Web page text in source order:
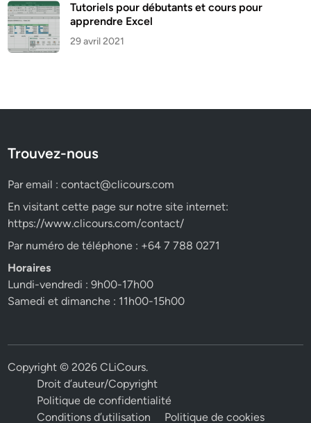
Tutoriels pour débutants et cours pour
apprendre Excel
29 avril 2021
Trouvez-nous
Par email :contact@clicours.com
En visitant cette page sur notre site internet:
https://www.clicours.com/contact/
Par numéro de téléphone : +64 7 788 0271
Horaires
Lundi-vendredi : 9h00-17h00
Samedi et dimanche : 11h00-15h00
Copyright © 2026CLiCours.
Droit d’auteur/Copyright
Politique de confidentialité
Conditions d’utilisation
Politique de cookies